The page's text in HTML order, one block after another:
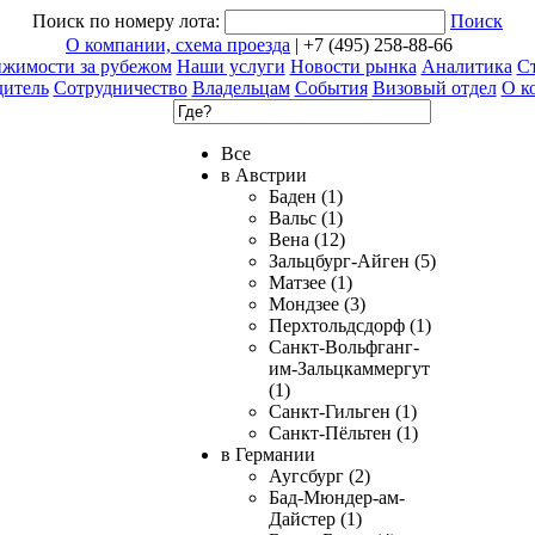
Поиск по номеру лота:
Поиск
О компании, схема проезда | +7 (495) 258-88-66
за рубежом Наши услуги Новости рынка Аналитика
Сотрудничество Владельцам События Визовый отдел О
Все
в Австрии
Баден (1)
Вальс (1)
Вена (12)
Зальцбург-Айген (5)
Матзее (1)
Мондзее (3)
Перхтольдсдорф (1)
Санкт-Вольфганг-
им-Зальцкаммергут
(1)
Санкт-Гильген (1)
Санкт-Пёльтен (1)
в Германии
Аугсбург (2)
Бад-Мюндер-ам-
Дайстер (1)